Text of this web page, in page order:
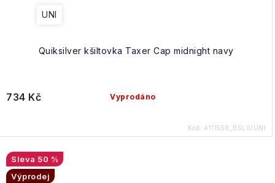
Quiksilver kšiltovka Taxer Cap midnight navy
UNI
Vyprodáno
734 Kč
Kód: 4111558_BSL0/UNI
50 %
Výprodej